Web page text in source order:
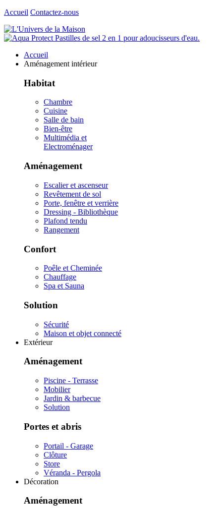
Accueil Contactez-nous
Accueil
Aménagement intérieur
Habitat
Chambre
Cuisine
Salle de bain
Bien-être
Multimédia et
Electroménager
Aménagement
Escalier et ascenseur
Revêtement de sol
Porte, fenêtre et verrière
Dressing - Bibliothèque
Plafond tendu
Rangement
Confort
Poêle et Cheminée
Chauffage
Spa et Sauna
Solution
Sécurité
Maison et objet connecté
Extérieur
Aménagement
Piscine - Terrasse
Mobilier
Jardin & barbecue
Solution
Portes et abris
Portail - Garage
Clôture
Store
Véranda - Pergola
Décoration
Aménagement